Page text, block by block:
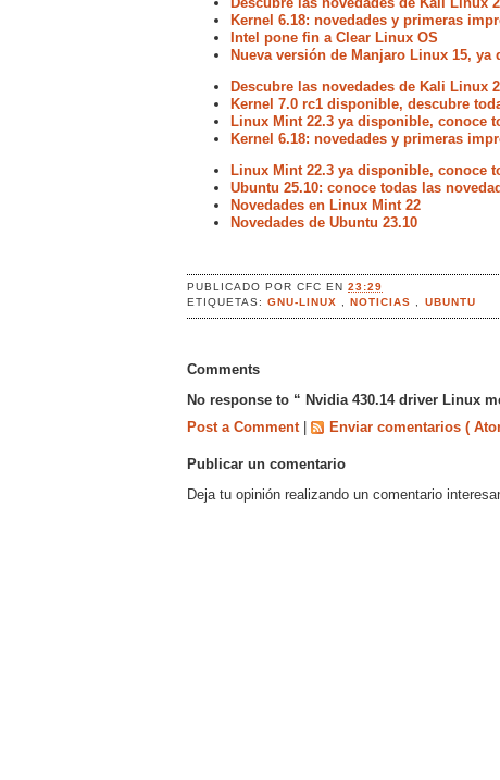
Kernel 6.18: novedades y primeras
Intel pone fin a Clear Linux OS
Nueva versión de Manjaro Linux 15, ya
Descubre las novedades de Kali Linux
Kernel 7.0 rc1 disponible, descubre
Linux Mint 22.3 ya disponible, conoce
Kernel 6.18: novedades y primeras
Linux Mint 22.3 ya disponible, conoce
Ubuntu 25.10: conoce todas las
Novedades en Linux Mint 22
Novedades de Ubuntu 23.10
PUBLICADO PORCFCEN23:29
ETIQUETAS:GNU-LINUX ,NOTICIAS UBUNTU
Comments
No response to “ Nvidia 430.14 driver Linux
Post a Comment
Enviar comentarios (
Publicar un comentario
Deja tu opinión realizando un comentario